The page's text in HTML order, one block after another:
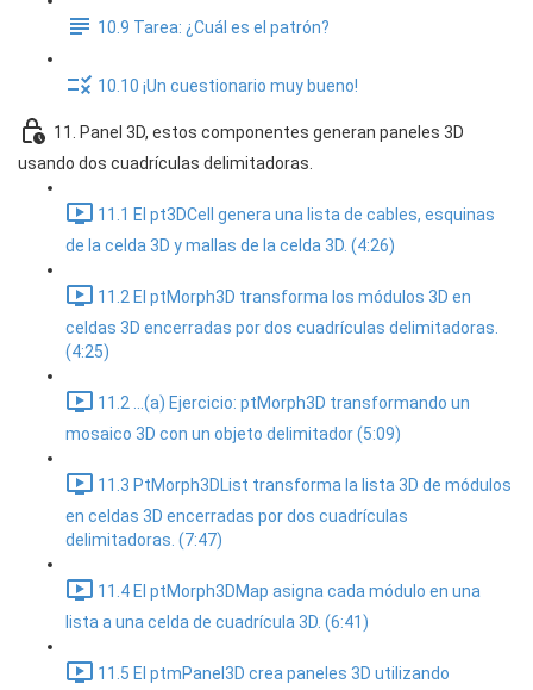
10.9 Tarea: ¿Cuál es el patrón?
10.10 ¡Un cuestionario muy bueno!
11. Panel 3D, estos componentes generan paneles 3D
usando dos cuadrículas delimitadoras.
11.1 El pt3DCell genera una lista de cables, esquinas
de la celda 3D y mallas de la celda 3D. (4:26)
11.2 El ptMorph3D transforma los módulos 3D en
celdas 3D encerradas por dos cuadrículas delimitadoras.
(4:25)
11.2 ...(a) Ejercicio: ptMorph3D transformando un
mosaico 3D con un objeto delimitador (5:09)
11.3 PtMorph3DList transforma la lista 3D de módulos
en celdas 3D encerradas por dos cuadrículas
delimitadoras. (7:47)
11.4 El ptMorph3DMap asigna cada módulo en una
lista a una celda de cuadrícula 3D. (6:41)
11.5 El ptmPanel3D crea paneles 3D utilizando